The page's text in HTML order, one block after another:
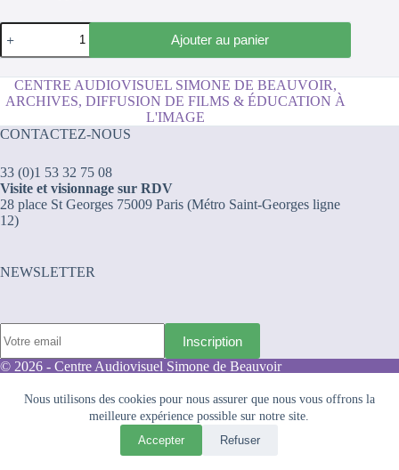
Nous utilisons des cookies pour nous assurer que nous vous offrons la
meilleure expérience possible sur notre site.
Accepter
Refuser
quantité
de
C'est
pays
merveilles
Ajouter au panier
CENTRE AUDIOVISUEL SIMONE DE BEAUVOIR,
ARCHIVES, DIFFUSION DE FILMS & ÉDUCATION À
L'IMAGE
CONTACTEZ-NOUS
33 (0)1 53 32 75 08
Visite et visionnage sur RDV
28 place St Georges 75009 Paris (Métro Saint-Georges ligne
12)
NEWSLETTER
© 2026 - Centre Audiovisuel Simone de Beauvoir
Mode d’emploi des archives
Conditions Générales de Ventes
Mentions légales